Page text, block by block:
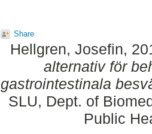
Share
Hellgren, Josefin,
alternativ för
gastrointestinala
SLU, Dept. of
Public